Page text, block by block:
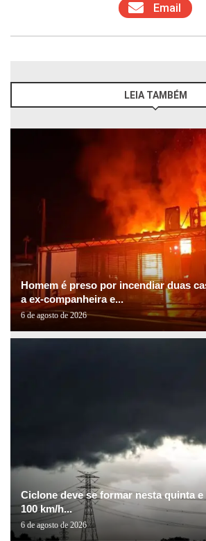
Email
LEIA TAMBÉM
Homem é preso por incendiar duas
a ex-companheira e...
6 de agosto de 2026
Ciclone deve se formar nesta quinta
100 km/h...
6 de agosto de 2026